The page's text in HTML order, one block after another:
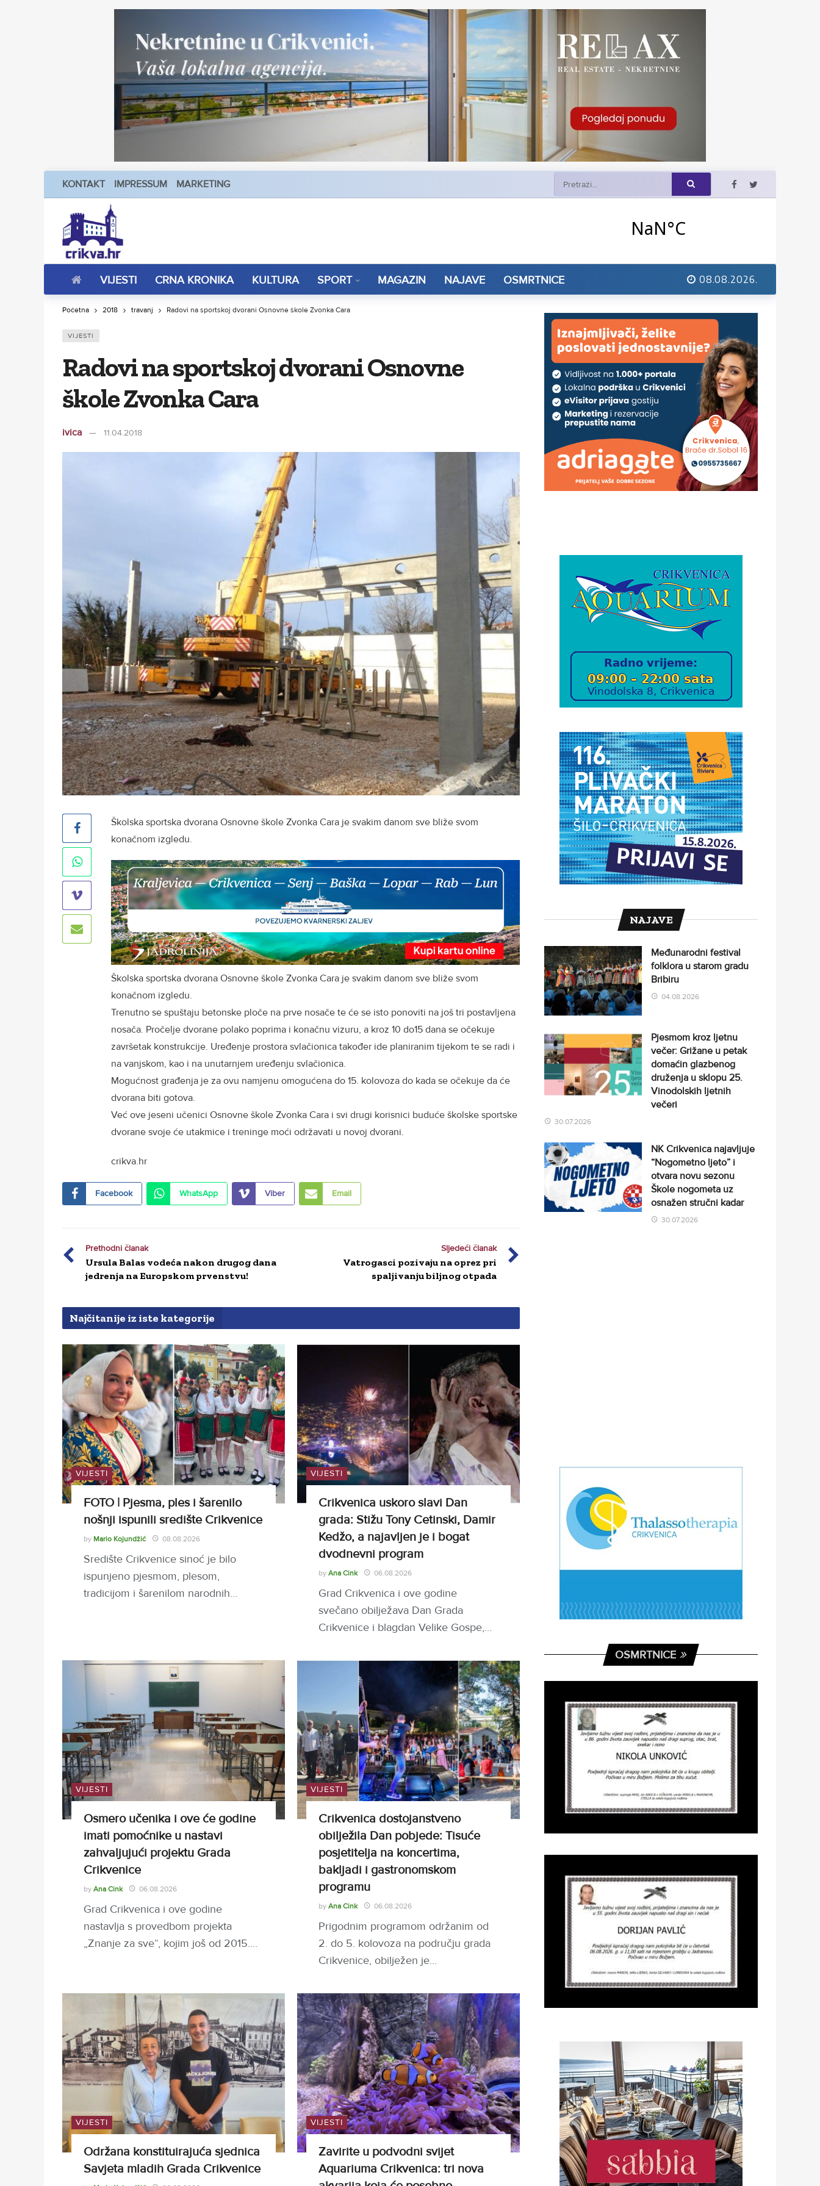
KONTAKT IMPRESSUM MARKETING
VIJESTI CRNA KRONIKA KULTURA SPORT MAGAZIN NAJAVE OSMRTNICE 08.08.2026.
Početna 2018 travanj Radovi na sportskoj dvorani Osnovne škole Zvonka Cara
VIJESTI
Radovi na sportskoj dvorani Osnovne
škole Zvonka Cara
ivica 11.04.2018
Školska sportska dvorana Osnovne škole Zvonka Cara je svakim danom sve bliže svom
konačnom izgledu.
Školska sportska dvorana Osnovne škole Zvonka Cara je svakim danom sve bliže svom
konačnom izgledu.
Trenutno se spuštaju betonske ploče na prve nosače te će se isto ponoviti na još tri postavljena
nosača. Pročelje dvorane polako poprima i konačnu vizuru, a kroz 10 do15 dana se očekuje
završetak konstrukcije. Uređenje prostora svlačionica također ide planiranim tijekom te se radi i
na vanjskom, kao i na unutarnjem uređenju svlačionica.
Mogućnost građenja je za ovu namjenu omogućena do 15. kolovoza do kada se očekuje da će
dvorana biti gotova.
Već ove jeseni učenici Osnovne škole Zvonka Cara i svi drugi korisnici buduće školske sportske
dvorane svoje će utakmice i treninge moći održavati u novoj dvorani.
crikva.hr
Facebook WhatsApp Viber Email
Prethodni članak
Ursula Balas vodeća nakon drugog dana
jedrenja na Europskom prvenstvu!
Sljedeći članak
Vatrogasci pozivaju na oprez pri
spaljivanju biljnog otpada
Najčitanije iz iste kategorije
VIJESTI
FOTO | Pjesma, ples i šarenilo
nošnji ispunili središte Crikvenice
by Mario Kojundžić 08.08.2026
Središte Crikvenice sinoć je bilo
ispunjeno pjesmom, plesom,
tradicijom i šarenilom narodnih…
VIJESTI
Crikvenica uskoro slavi Dan
grada: Stižu Tony Cetinski, Damir
Kedžo, a najavljen je i bogat
dvodnevni program
by Ana Cink 06.08.2026
Grad Crikvenica i ove godine
svečano obilježava Dan Grada
Crikvenice i blagdan Velike Gospe,…
VIJESTI
Osmero učenika i ove će godine
imati pomoćnike u nastavi
zahvaljujući projektu Grada
Crikvenice
by Ana Cink 06.08.2026
Grad Crikvenica i ove godine
nastavlja s provedbom projekta
„Znanje za sve“, kojim još od 2015.…
VIJESTI
Crikvenica dostojanstveno
obilježila Dan pobjede: Tisuće
posjetitelja na koncertima,
bakljadi i gastronomskom
programu
by Ana Cink 06.08.2026
Prigodnim programom održanim od
2. do 5. kolovoza na području grada
Crikvenice, obilježen je…
VIJESTI
Održana konstituirajuća sjednica
Savjeta mladih Grada Crikvenice
VIJESTI
Zavirite u podvodni svijet
Aquariuma Crikvenica: tri nova
NAJAVE
Međunarodni festival
folklora u starom gradu
Bribiru
04.08.2026
Pjesmom kroz ljetnu
večer: Grižane u petak
domaćin glazbenog
druženja u sklopu 25.
Vinodolskih ljetnih
večeri
30.07.2026
NK Crikvenica najavljuje
“Nogometno ljeto” i
otvara novu sezonu
Škole nogometa uz
osnažen stručni kadar
30.07.2026
OSMRTNICE